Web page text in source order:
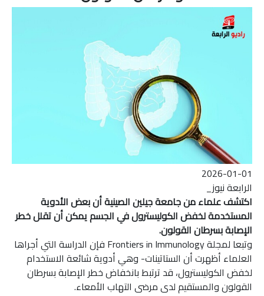
2026-01-01
الرابعة نيوز_
اكتشف علماء من جامعة جيلين الصينية أن بعض الأدوية
المستخدمة لخفض الكوليسترول في الجسم يمكن أن تقلل خطر
الإصابة بسرطان القولون.
وتبعا لمجلة Frontiers in Immunology فإن الدراسة التي أجراها
العلماء أظهرت أن الستاتينات- وهي أدوية شائعة الاستخدام
لخفض الكوليسترول، قد ترتبط بانخفاض خطر الإصابة بسرطان
القولون والمستقيم لدى مرضى التهاب الأمعاء.